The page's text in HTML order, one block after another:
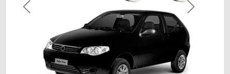
Previous Next